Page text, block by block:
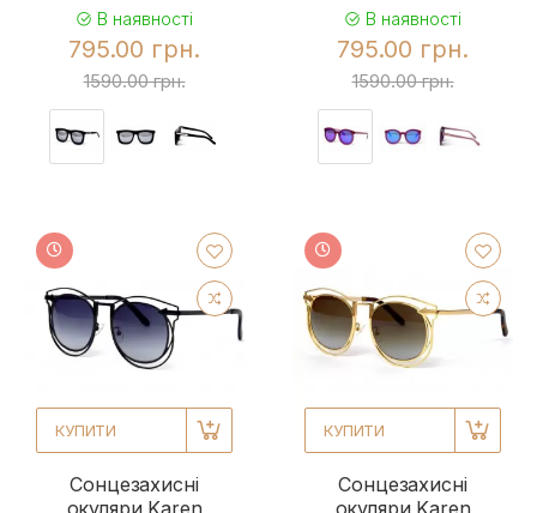
В наявності
795.00 грн.
1590.00 грн.
В наявності
795.00 грн.
1590.00 грн.
КУПИТИ
Сонцезахисні
окуляри Karen
КУПИТИ
Сонцезахисні
окуляри Karen